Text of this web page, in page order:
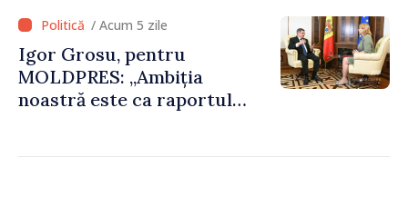
alegerea. Ne-am alăturat
Ucrainei”/ Acum 5 zile
Igor Grosu, pentru
MOLDPRES: „Ambiția
noastră este ca raportul